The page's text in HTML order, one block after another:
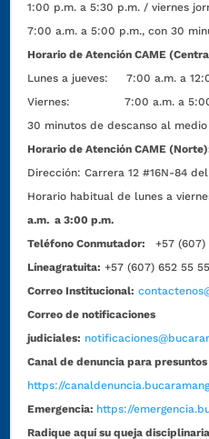
1:00 p.m. a 5:30 p.m. / viernes
7:00 a.m. a 5:00 p.m., con 30
Horario de Atención CAME
Lunes a jueves: 7:00 a.m. a
Viernes: 7:00 a.m. a 5:00
30 minutos de descanso al
Horario de Atención CAME
Dirección:Carrera 12 #16N-84
Horario habitual de lunes a
a.m. a 3:00 p.m.
Teléfono Conmutador:
+57
Líneagratuita: +57 (607) 652 55 55
Correo Institucional:
Correo de notificaciones
judiciales:
Canal de denuncia para
https://
Emergencia: https://
Radique aquí su queja